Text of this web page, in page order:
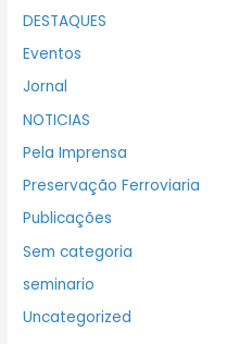
DESTAQUES
Eventos
Jornal
NOTICIAS
Pela Imprensa
Preservação Ferroviaria
Publicações
Sem categoria
seminario
Uncategorized